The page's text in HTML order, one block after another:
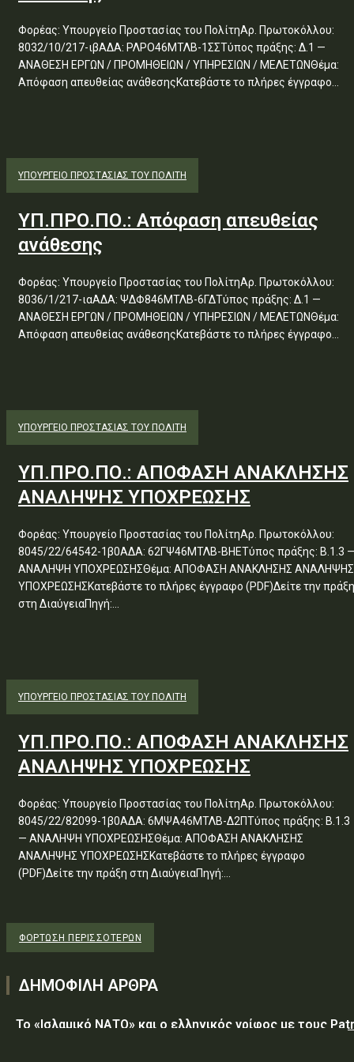
Φορέας: Υπουργείο Προστασίας του ΠολίτηΑρ. Πρωτοκόλλου:
8032/10/217-ιβΑΔΑ: ΡΛΡΟ46ΜΤΛΒ-1ΣΣΤύπος πράξης: Δ.1 —
ΑΝΑΘΕΣΗ ΕΡΓΩΝ / ΠΡΟΜΗΘΕΙΩΝ / ΥΠΗΡΕΣΙΩΝ / ΜΕΛΕΤΩΝΘέμα:
Απόφαση απευθείας ανάθεσηςΚατεβάστε το πλήρες έγγραφο...
ΥΠΟΥΡΓΕΊΟ ΠΡΟΣΤΑΣΊΑΣ ΤΟΥ ΠΟΛΊΤΗ
ΥΠ.ΠΡΟ.ΠΟ.: Απόφαση απευθείας
ανάθεσης
Φορέας: Υπουργείο Προστασίας του ΠολίτηΑρ. Πρωτοκόλλου:
8036/1/217-ιαΑΔΑ: ΨΔΦ846ΜΤΛΒ-6ΓΔΤύπος πράξης: Δ.1 —
ΑΝΑΘΕΣΗ ΕΡΓΩΝ / ΠΡΟΜΗΘΕΙΩΝ / ΥΠΗΡΕΣΙΩΝ / ΜΕΛΕΤΩΝΘέμα:
Απόφαση απευθείας ανάθεσηςΚατεβάστε το πλήρες έγγραφο...
ΥΠΟΥΡΓΕΊΟ ΠΡΟΣΤΑΣΊΑΣ ΤΟΥ ΠΟΛΊΤΗ
ΥΠ.ΠΡΟ.ΠΟ.: ΑΠΟΦΑΣΗ ΑΝΑΚΛΗΣΗΣ
ΑΝΑΛΗΨΗΣ ΥΠΟΧΡΕΩΣΗΣ
Φορέας: Υπουργείο Προστασίας του ΠολίτηΑρ. Πρωτοκόλλου:
8045/22/64542-1β0ΑΔΑ: 62ΓΨ46ΜΤΛΒ-ΒΗΕΤύπος πράξης: Β.1.3
ΑΝΑΛΗΨΗ ΥΠΟΧΡΕΩΣΗΣΘέμα: ΑΠΟΦΑΣΗ ΑΝΑΚΛΗΣΗΣ ΑΝΑΛΗΨΗΣ
ΥΠΟΧΡΕΩΣΗΣΚατεβάστε το πλήρες έγγραφο (PDF)Δείτε την πράξη
στη ΔιαύγειαΠηγή:...
ΥΠΟΥΡΓΕΊΟ ΠΡΟΣΤΑΣΊΑΣ ΤΟΥ ΠΟΛΊΤΗ
ΥΠ.ΠΡΟ.ΠΟ.: ΑΠΟΦΑΣΗ ΑΝΑΚΛΗΣΗΣ
ΑΝΑΛΗΨΗΣ ΥΠΟΧΡΕΩΣΗΣ
Φορέας: Υπουργείο Προστασίας του ΠολίτηΑρ. Πρωτοκόλλου:
8045/22/82099-1β0ΑΔΑ: 6ΜΨΑ46ΜΤΛΒ-Δ2ΠΤύπος πράξης: Β.1.3
— ΑΝΑΛΗΨΗ ΥΠΟΧΡΕΩΣΗΣΘέμα: ΑΠΟΦΑΣΗ ΑΝΑΚΛΗΣΗΣ
ΑΝΑΛΗΨΗΣ ΥΠΟΧΡΕΩΣΗΣΚατεβάστε το πλήρες έγγραφο
(PDF)Δείτε την πράξη στη ΔιαύγειαΠηγή:...
ΦΌΡΤΩΣΗ ΠΕΡΙΣΣΟΤΈΡΩΝ
ΔΗΜΟΦΙΛΗ ΑΡΘΡΑ
Το «Ισλαμικό ΝΑΤΟ» και ο ελληνικός γρίφος με τους